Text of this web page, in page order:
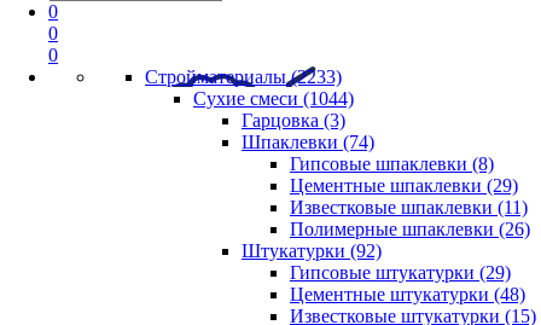
0
0
0
Стройматериалы (2233)
Сухие смеси (1044)
Гарцовка (3)
Шпаклевки (74)
Гипсовые шпаклевки (8)
Цементные шпаклевки (29)
Известковые шпаклевки (11)
Полимерные шпаклевки (26)
Штукатурки (92)
Гипсовые штукатурки (29)
Цементные штукатурки (48)
Известковые штукатурки (15)